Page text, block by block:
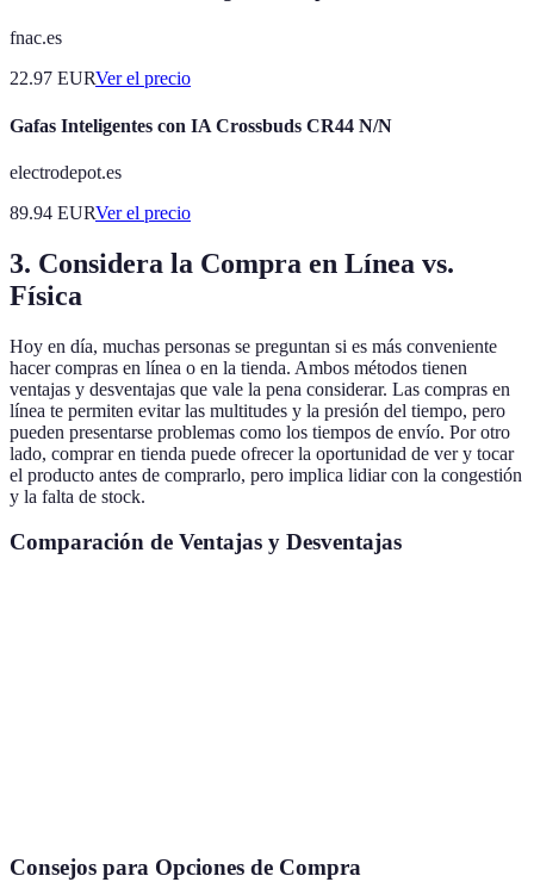
fnac.es
22.97 EURVer el precio
Gafas Inteligentes con IA Crossbuds CR44 N/N
electrodepot.es
89.94 EURVer el precio
3. Considera la Compra en Línea vs.
Física
Hoy en día, muchas personas se preguntan si es más conveniente
hacer compras en línea o en la tienda. Ambos métodos tienen
ventajas y desventajas que vale la pena considerar. Las compras en
línea te permiten evitar las multitudes y la presión del tiempo, pero
pueden presentarse problemas como los tiempos de envío. Por otro
lado, comprar en tienda puede ofrecer la oportunidad de ver y tocar
el producto antes de comprarlo, pero implica lidiar con la congestión
y la falta de stock.
Comparación de Ventajas y Desventajas
Consejos para Opciones de Compra